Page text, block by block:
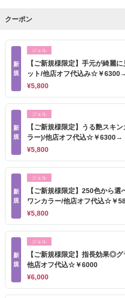
クーポン
新
規
ジェル
【ご新規様限定】手元が綺麗
ット/他店オフ代込み☆￥6300→
¥5,800
新
規
ジェル
【ご新規様限定】うる艶スキ
ラー)/他店オフ代込☆￥6300→
¥5,800
新
規
ジェル
【ご新規様限定】250色から選
ワンカラー/他店オフ代込☆￥
¥5,800
新
規
ジェル
【ご新規様限定】指長効果◎
他店オフ代込☆￥6000
¥6,000